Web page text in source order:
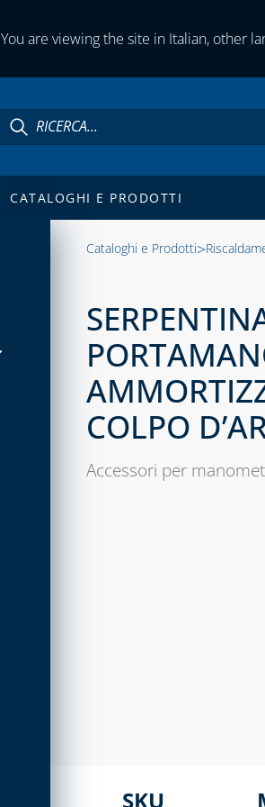
You are viewing the site in Italian, other
CATALOGHI E PRODOTTI
Cataloghi e Prodotti>
COLPO
Accessori per
SKU